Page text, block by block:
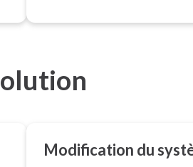
Mo­di­fi­ca­tion du